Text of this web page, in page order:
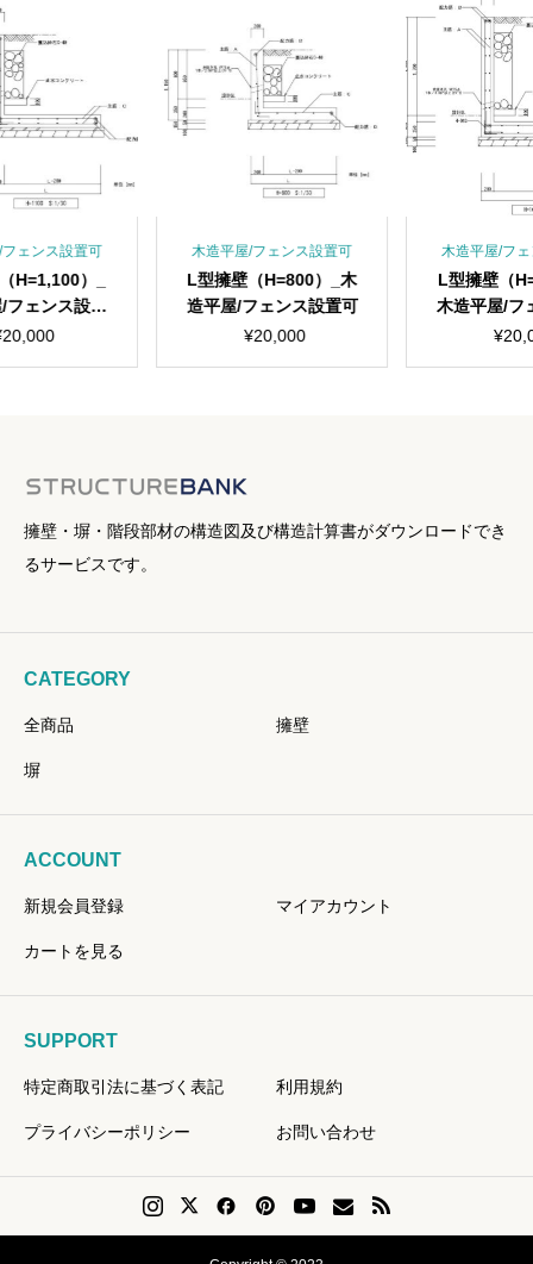
ェ
ン
ス
置
個
ェンス設置可
H=1,100）_
ェンス設置
可
木造平屋/フェンス設置可
L型擁壁（H=800）_木
造平屋/フェンス設置可
¥20,000
木造平屋/フェ
L型擁壁（
木造平屋/フ
可
¥
擁壁・塀・階段部材の構造図及び構造計算書がダウンロードでき
るサービスです。
CATEGORY
全商品 擁壁
塀
ACCOUNT
新規会員登録 マイアカウント
カートを見る
SUPPORT
特定商取引法に基づく表記 利用規約
プライバシーポリシー お問い合わせ